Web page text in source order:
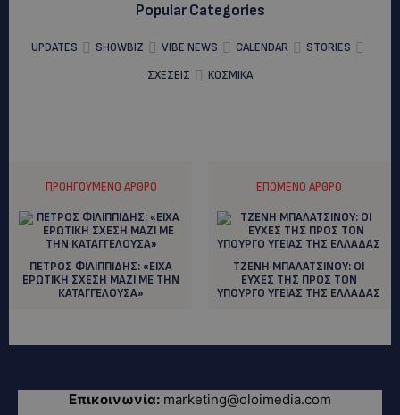
Popular Categories
UPDATES SHOWBIZ VIBE NEWS CALENDAR
STORIES
ΣΧΕΣΕΙΣ
ΚΟΣΜΙΚΑ
ΠΡΟΗΓΟΎΜΕΝΟ ΆΡΘΡΟ
ΠΕΤΡΟΣ ΦΙΛΙΠΠΙΔΗΣ: «ΕΙΧΑ
ΕΡΩΤΙΚΗ ΣΧΕΣΗ ΜΑΖΙ ΜΕ ΤΗΝ
ΚΑΤΑΓΓΕΛΟΥΣΑ»
ΕΠΌΜΕΝΟ ΆΡΘΡΟ
ΤΖΕΝΗ ΜΠΑΛΑΤΣΙΝΟΥ: ΟΙ
ΕΥΧΕΣ ΤΗΣ ΠΡΟΣ ΤΟΝ
ΥΠΟΥΡΓΟ ΥΓΕΙΑΣ ΤΗΣ ΕΛΛΑΔΑΣ
Επικοινωνία: marketing@oloimedia.com